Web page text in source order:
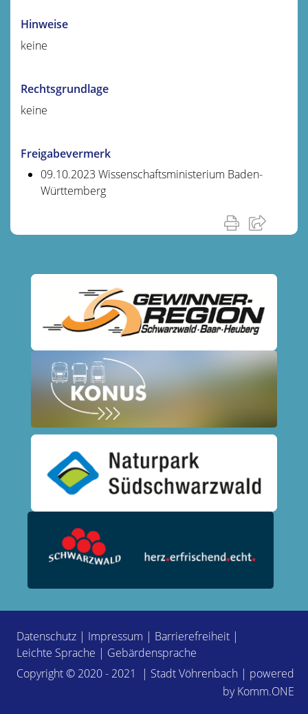
Hinweise
keine
Rechtsgrundlage
keine
Freigabevermerk
09.10.2023 Wissenschaftsministerium Baden-
Württemberg
Datenschutz | Impressum | Barrierefreiheit |
Leichte Sprache | Gebärdensprache
Copyright © 2020 - 2021 | Stadt Vöhrenbach | powered
byKomm.ONE